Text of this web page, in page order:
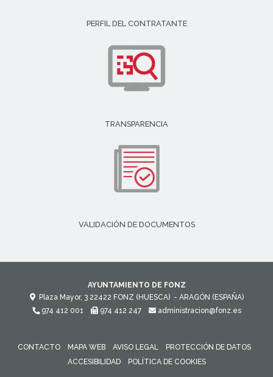
PERFIL DEL CONTRATANTE
TRANSPARENCIA
VALIDACIÓN DE DOCUMENTOS
AYUNTAMIENTO DE FONZ
Plaza Mayor, 3 22422 FONZ (HUESCA) - ARAGÓN (ESPAÑA)
974 412 001
974 412 247 administracion@fonz.es
CONTACTO MAPA WEB AVISO LEGAL
PROTECCIÓN DE DATOS
ACCESIBILIDAD
POLÍTICA DE COOKIES